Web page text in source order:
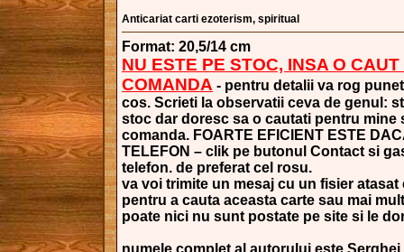
Anticariat carti ezoterism, spiritual
Format: 20,5/14 cm
NU ESTE PE STOC, INSA O
COMANDA - pentru detalii va rog
cos. Scrieti la observatii ceva de genul:
stoc dar doresc sa o cautati pentru mine
comanda. FOARTE EFICIENT ESTE
TELEFON – clik pe butonul Contact si
telefon. de preferat cel rosu.
va voi trimite un mesaj cu un fisier
pentru a cauta aceasta carte sau mai
poate nici nu sunt postate pe site si le
numele complet al autorului este